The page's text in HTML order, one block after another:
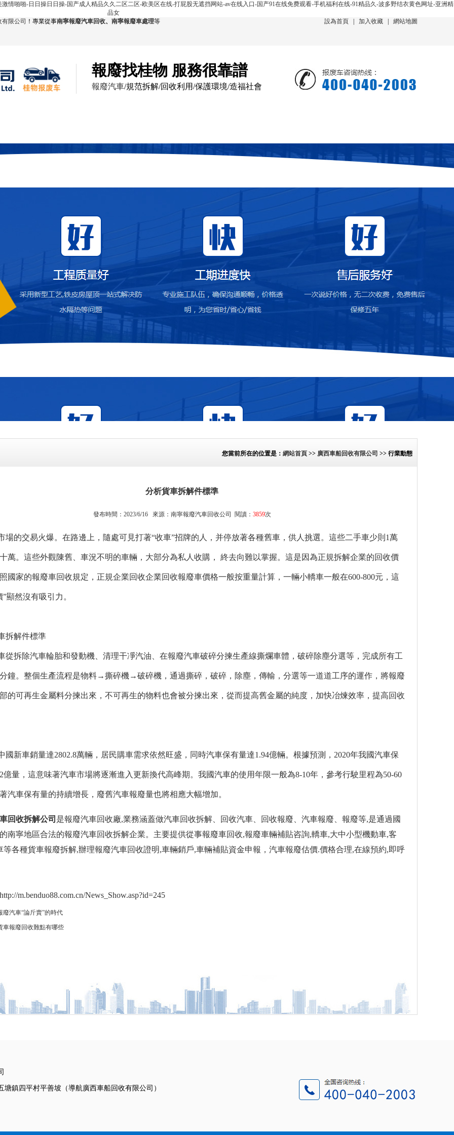
情啪啪-日日操日日操-国产成人精品久久二区二区-欧美区在线-打屁股无遮挡网站-av在线入口-国产91在线免费观看-手机福利在线-91精品久-波多野结衣黄色网址-亚洲精
品女
限公司 ！專業從事南寧報廢汽車回收、 南寧報廢車處理等 設為首頁 加入收藏 網站地圖
報廢找桂物 服務很靠譜
報廢汽車/規范拆解/回收利用/保護環境/造福社會
您當前所在的位置是： 網站首頁 >> 廣西車船回收有限公司 >> 行業動態
分析貨車拆解件標準
發布時間：2023/6/16 來源： 南寧報廢汽車回收公司 閱讀： 3859次
交易火爆。在路邊上，隨處可見打著“收車”招牌的人，并停放著各種舊車，供人挑選。這些二手車少則1萬
幾十萬。這些外觀陳舊、車況不明的車輛，大部分為私人收購， 終去向難以掌握。這是因為正規拆解企業的回收價
國家的報廢車回收規定，正規企業回收企業回收報廢車價格一般按重量計算，一輛小轎車一般在600-800元，這
顯然沒有吸引力。
拆解件標準
從拆除汽車輪胎和發動機、清理干凈汽油、在報廢汽車破碎分揀生產線撕爛車體，破碎除塵分選等，完成所有工
鐘。整個生產流程是物料→撕碎機→破碎機，通過撕碎，破碎，除塵，傳輸，分選等一道道工序的運作，將報廢
的可再生金屬料分揀出來，不可再生的物料也會被分揀出來，從而提高舊金屬的純度，加快冶煉效率，提高回收
國新車銷量達2802.8萬輛，居民購車需求依然旺盛，同時汽車保有量達1.94億輛。根據預測，2020年我國汽車保
量，這意味著汽車市場將逐漸進入更新換代高峰期。我國汽車的使用年限一般為8-10年，參考行駛里程為50-60
汽車保有量的持續增長，廢舊汽車報廢量也將相應大幅增加。
回收拆解公司 是報廢汽車回收廠,業務涵蓋做汽車回收拆解、回收汽車、回收報廢、汽車報廢、報廢等,是通過國
南寧地區合法的報廢汽車回收拆解企業。主要提供從事報廢車回收,報廢車輛補貼咨詢,轎車,大中小型機動車,客
各種貨車報廢拆解,辦理報廢汽車回收證明,車輛銷戶,車輛補貼資金申報，汽車報廢估價.價格合理,在線預約,即呼
m.benduo88.com.cn/News_Show.asp?id=245
廢汽車“論斤賣”的時代
車報廢回收難點有哪些
塘鎮四平村平善坡（導航廣西車船回收有限公司）